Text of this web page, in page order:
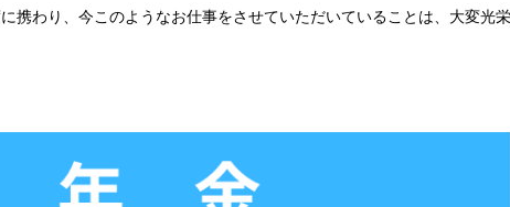
携わり、今このようなお仕事をさせていただいていることは、大変光